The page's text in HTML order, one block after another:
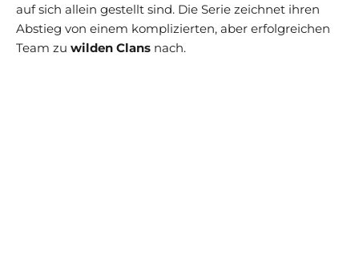
auf sich allein gestellt sind. Die Serie zeichnet ihren
Abstieg von einem komplizierten, aber erfolgreichen
Team zu wilden Clans nach.